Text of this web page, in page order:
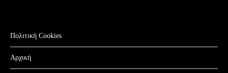
Πολιτική Cookies
Αρχική